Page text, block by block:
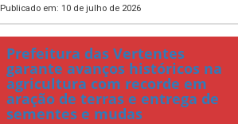
Publicado em: 10 de julho de 2026
Prefeitura das Vertentes
garante avanços históricos na
agricultura com recorde em
aração de terras e entrega de
sementes e mudas